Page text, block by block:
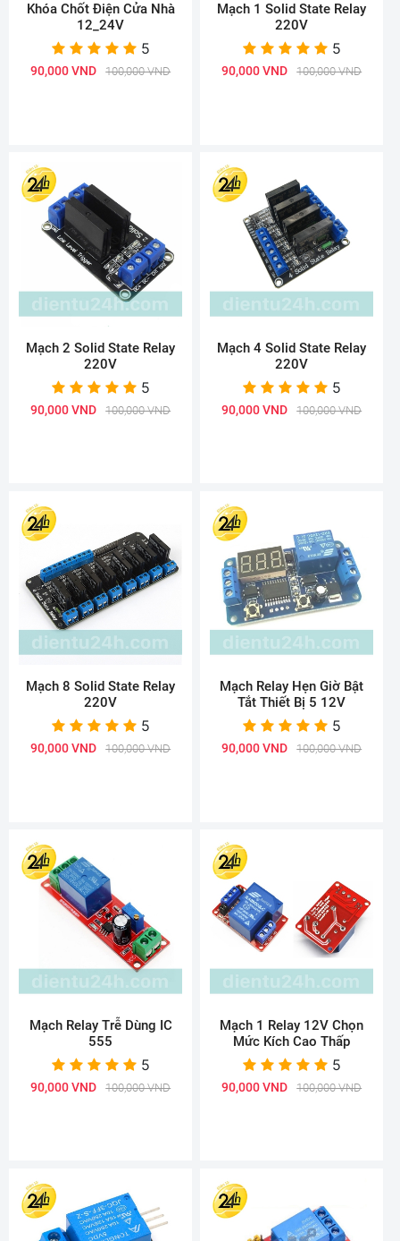
Khóa Chốt Điện Cửa Nhà
12_24V
5
90,000 VND 100,000 VND
Mạch 1 Solid State Relay
220V
5
90,000 VND 100,000 VND
Mạch 2 Solid State Relay
220V
5
90,000 VND 100,000 VND
Mạch 4 Solid State Relay
220V
5
90,000 VND 100,000 VND
Mạch 8 Solid State Relay
220V
5
90,000 VND 100,000 VND
Mạch Relay Hẹn Giờ Bật
Tắt Thiết Bị 5 12V
5
90,000 VND 100,000 VND
Mạch Relay Trễ Dùng IC
555
5
90,000 VND 100,000 VND
Mạch 1 Relay 12V Chọn
Mức Kích Cao Thấp
5
90,000 VND 100,000 VND